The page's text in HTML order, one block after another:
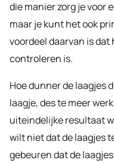
die manier zorg je voor
maar je kunt het ook
voordeel daarvan is
controleren is.
Hoe dunner de laagjes
laagje, des te meer
uiteindelijke resultaat
wilt niet dat de laagjes
gebeuren dat de